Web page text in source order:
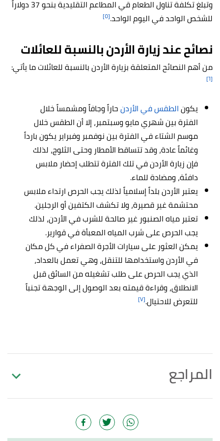
وتبلغ تكلفة تناول الطعام قي المطاعم التقليدية بنحو 37 دولاراً
للشخص الواحد في اليوم الواحد.[٥]
نصائح عند زيارة الأردن بالنسبة للعائلات
من أهم النصائح المتعلقة بزيارة الأردن بالنسبة للعائلات ما يأتي:
[٦]
يكونالطقس في الأردنحاراً وجافاً ومشمساً خلال
الفترة بين شهري مايو وسبتمبر، إلا أن الطقس خلال
موسم الشتاء في الفترة بين نوفمبر وفبراير يكون بارداً
وغائماً عادة، وقد تتساقط الأمطار وحتى الثلوج، لذلك
فإن زيارة الأردن في تلك الفترة تتطلب إحضار ملابس
دافئة، ومضادة للماء.
يعتبر الأردن بلداً إسلامياً لذلك يجب الحرص ارتداء ملابس
محتشمة غير قصيرة، ولا تكشف الكتفين أو الرجلين.
تعتبر مياه الصنبور غير صالحة للشرب في الأردن، لذلك
يجب الحرص على شرب المياه المعبأة في قوارير.
يمكن العثور على سيارات الأجرة الصفراء في كل مكان
في الأردن واستخدامها للتنقل، وهي تعمل بالعداد،
الذي يجب الحرص على طلب تشغيله من السائق قبل
الانطلاق، وقراءة قيمته بعد الوصول إلى الوجهة تجنباً
للتعرض للاحتيال.[٧]
المراجع
Retrieved 6/9/2023. Edited.